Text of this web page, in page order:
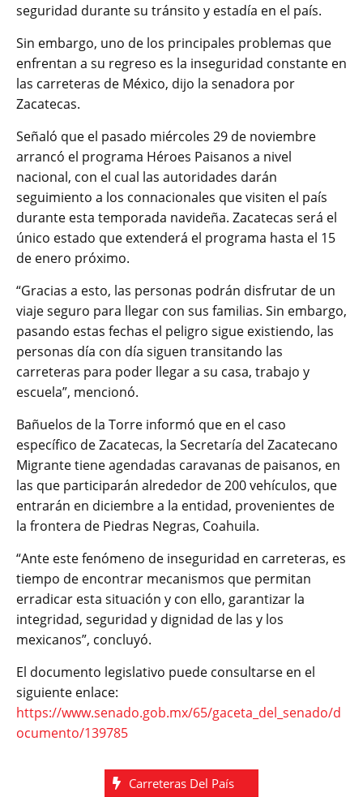
seguridad durante su tránsito y estadía en el país.
Sin embargo, uno de los principales problemas que
enfrentan a su regreso es la inseguridad constante en
las carreteras de México, dijo la senadora por
Zacatecas.
Señaló que el pasado miércoles 29 de noviembre
arrancó el programa Héroes Paisanos a nivel
nacional, con el cual las autoridades darán
seguimiento a los connacionales que visiten el país
durante esta temporada navideña. Zacatecas será el
único estado que extenderá el programa hasta el 15
de enero próximo.
“Gracias a esto, las personas podrán disfrutar de un
viaje seguro para llegar con sus familias. Sin embargo,
pasando estas fechas el peligro sigue existiendo, las
personas día con día siguen transitando las
carreteras para poder llegar a su casa, trabajo y
escuela”, mencionó.
Bañuelos de la Torre informó que en el caso
específico de Zacatecas, la Secretaría del Zacatecano
Migrante tiene agendadas caravanas de paisanos, en
las que participarán alrededor de 200 vehículos, que
entrarán en diciembre a la entidad, provenientes de
la frontera de Piedras Negras, Coahuila.
“Ante este fenómeno de inseguridad en carreteras, es
tiempo de encontrar mecanismos que permitan
erradicar esta situación y con ello, garantizar la
integridad, seguridad y dignidad de las y los
mexicanos”, concluyó.
El documento legislativo puede consultarse en el
siguiente enlace:
https://www.senado.gob.mx/65/gaceta_del_senado/d
ocumento/139785
Carreteras Del País